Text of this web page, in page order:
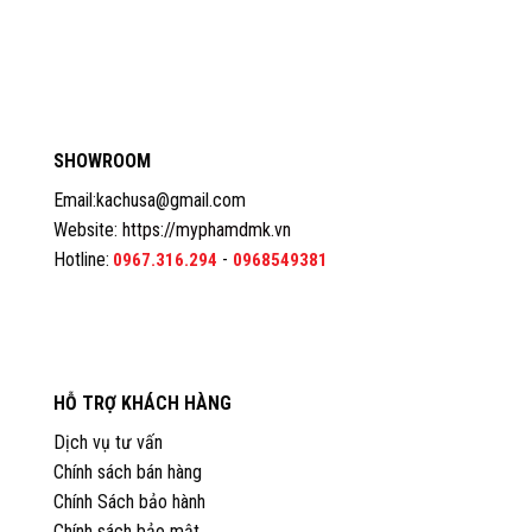
SHOWROOM
Email:kachusa@gmail.com
Website: https://myphamdmk.vn
Hotline: 0967.316.294 - 0968549381
HỖ TRỢ KHÁCH HÀNG
Dịch vụ tư vấn
Chính sách bán hàng
Chính Sách bảo hành